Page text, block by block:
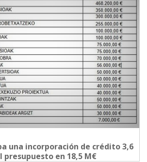
una incorporación de crédito 3,6
presupuesto en 18,5 M€